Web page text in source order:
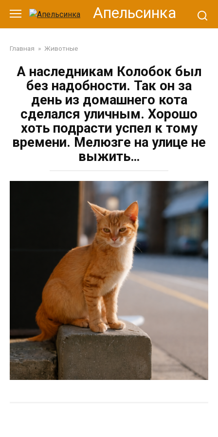
контенту
Апельсинка
Главная » Животные
А наследникам Колобок был
без надобности. Так он за
день из домашнего кота
сделался уличным. Хорошо
хоть подрасти успел к тому
времени. Мелюзге на улице не
выжить…